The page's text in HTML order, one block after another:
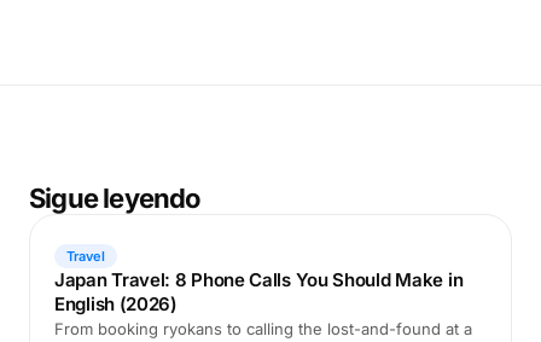
Sigue leyendo
Travel
Japan Travel: 8 Phone Calls You Should Make in
English (2026)
From booking ryokans to calling the lost-and-found at a